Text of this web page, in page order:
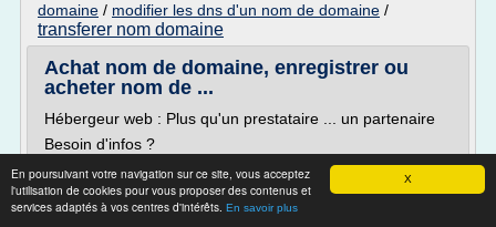
X
En poursuivant votre navigation sur ce site, vous acceptez
l'utilisation de cookies pour vous proposer des contenus et
services adaptés à vos centres d'intérêts. En savoir plus
domaine / modifier les dns d'un nom de domaine /
transferer nom domaine
Achat nom de domaine, enregistrer ou
acheter nom de ...
Hébergeur web : Plus qu'un prestataire ... un partenaire
Besoin d'infos ?
Contactez nous ! 04 75 26 68 14
NOM DE DOMAINE